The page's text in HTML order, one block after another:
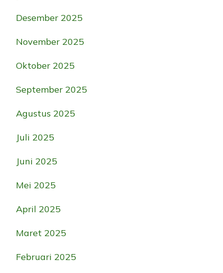
Desember 2025
November 2025
Oktober 2025
September 2025
Agustus 2025
Juli 2025
Juni 2025
Mei 2025
April 2025
Maret 2025
Februari 2025